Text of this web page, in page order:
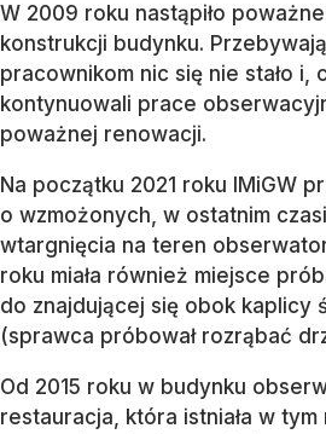
W 2009 roku nastąpiło
konstrukcji budynku.
pracownikom nic się nie stało i,
kontynuowali prace
poważnej renowacji.
Na początku 2021 roku IMiGW
o wzmożonych, w ostatnim
wtargnięcia na teren
roku miała również miejsce
do znajdującej się obok kaplicy
(sprawca próbował rozrąbać
Od 2015 roku w budynku
restauracja, która istniała w tym